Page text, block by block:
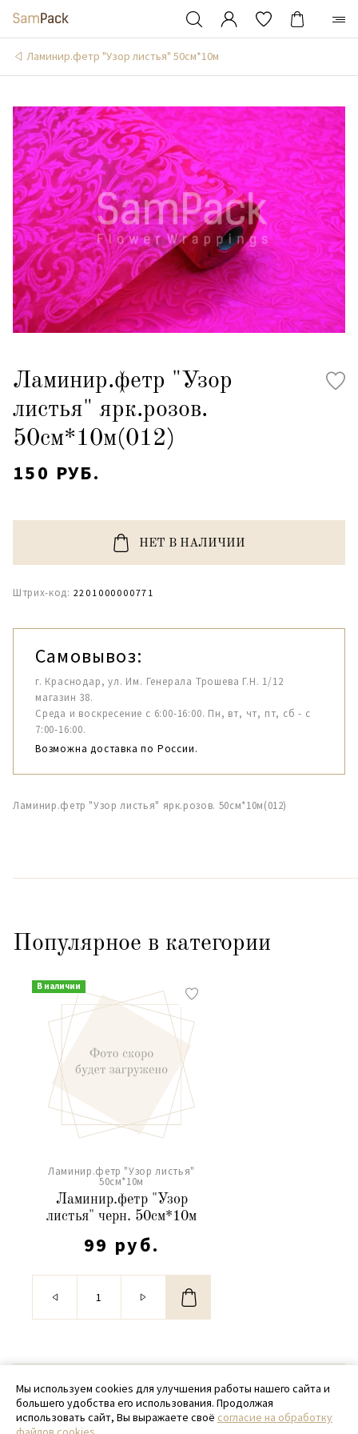
Ламинир.фетр "Узор листья" 50см*10м
Ламинир.фетр "Узор
листья" ярк.розов.
50см*10м(012)
150 РУБ.
НЕТ В НАЛИЧИИ
Штрих-код: 2201000000771
Самовывоз:
г. Краснодар, ул. Им. Генерала Трошева Г.Н. 1/12
магазин 38.
Среда и воскресение с 6:00-16:00. Пн, вт, чт, пт, сб - с
7:00-16:00.
Возможна доставка по России.
Ламинир.фетр "Узор листья" ярк.розов. 50см*10м(012)
Популярное в категории
В наличии
Ламинир.фетр "Узор листья"
50см*10м
Ламинир.фетр "Узор
листья" черн. 50см*10м
99 руб.
© 2020 - 2026 SamPack
+ 7 (918) 699-97-87
Мы используем cookies для улучшения работы нашего сайта и
большего удобства его использования. Продолжая
использовать сайт, Вы выражаете своё согласие на обработку